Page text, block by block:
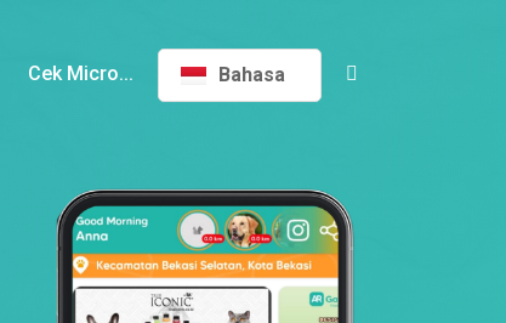
Cek Micro... Bahasa